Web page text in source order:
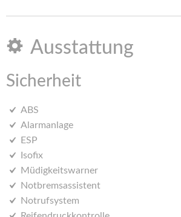
Ausstattung
Sicherheit
ABS
Alarmanlage
ESP
Isofix
Müdigkeitswarner
Notbremsassistent
Notrufsystem